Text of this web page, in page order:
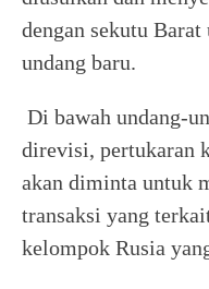
dengan sekutu
undang baru.
Di bawah undang-
direvisi, pertukaran
akan diminta untuk
transaksi yang
kelompok Rusia